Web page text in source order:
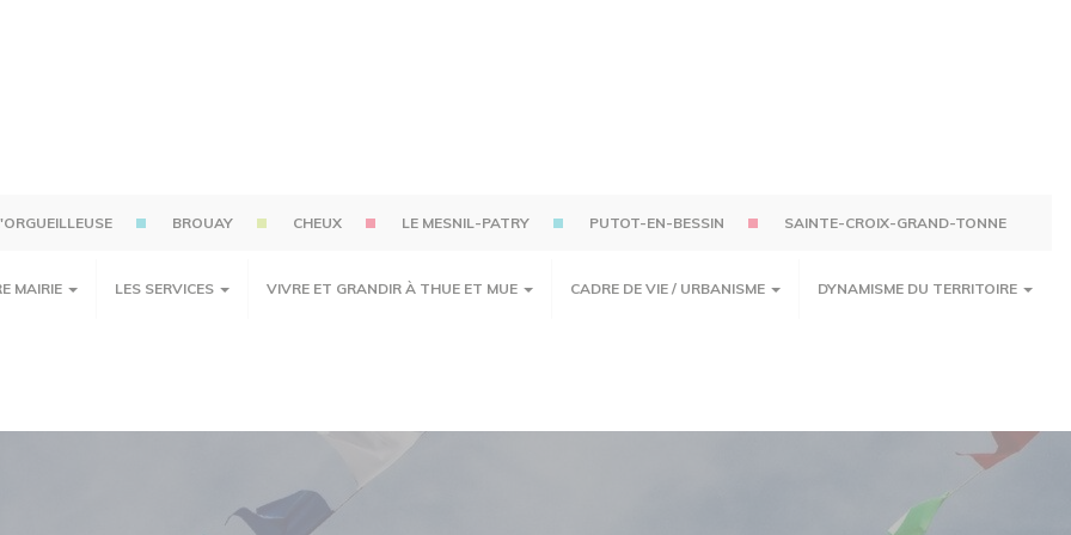
BROUAY CHEUX LE MESNIL-PATRY PUTOT-EN-BESSIN SAINTE-CROIX-GRAND-TONNE
MAIRIE LES SERVICES VIVRE ET GRANDIR À THUE ET MUE CADRE DE VIE / URBANISME DYNAMISME DU TERRITOIRE